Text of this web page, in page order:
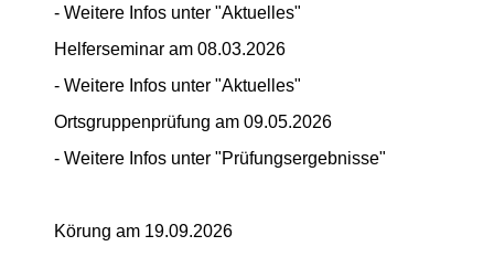
- Weitere Infos unter "Aktuelles"
Helferseminar am 08.03.2026
- Weitere Infos unter "Aktuelles"
Ortsgruppenprüfung am 09.05.2026
- Weitere Infos unter "Prüfungsergebnisse"
Körung am 19.09.2026